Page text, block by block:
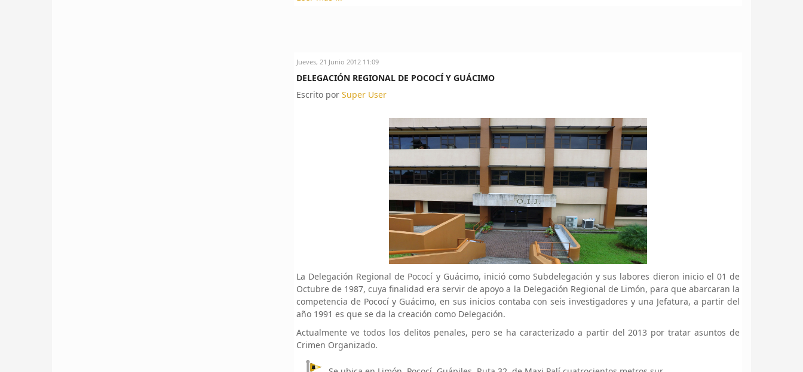
Jueves, 21 Junio 2012 11:09
DELEGACIÓN REGIONAL DE POCOCÍ Y GUÁCIMO
Escrito por Super User
La Delegación Regional de Pococí y Guácimo, inició como Subdelegación y sus labores dieron inicio el 01 de
Octubre de 1987, cuya finalidad era servir de apoyo a la Delegación Regional de Limón, para que abarcaran la
competencia de Pococí y Guácimo, en sus inicios contaba con seis investigadores y una Jefatura, a partir del
año 1991 es que se da la creación como Delegación.
Actualmente ve todos los delitos penales, pero se ha caracterizado a partir del 2013 por tratar asuntos de
Crimen Organizado.